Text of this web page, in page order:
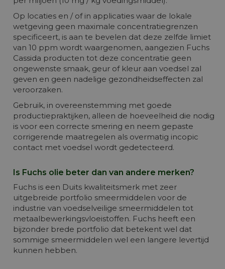
Op locaties en / of in applicaties waar de lokale
wetgeving geen maximale concentratiegrenzen
specificeert, is aan te bevelen dat deze zelfde limiet
van 10 ppm wordt waargenomen, aangezien Fuchs
Cassida producten tot deze concentratie geen
ongewenste smaak, geur of kleur aan voedsel zal
geven en geen nadelige gezondheidseffecten zal
veroorzaken.
Gebruik, in overeenstemming met goede
productiepraktijken, alleen de hoeveelheid die nodig
is voor een correcte smering en neem gepaste
corrigerende maatregelen als overmatig incopic
contact met voedsel wordt gedetecteerd.
Is Fuchs olie beter dan van andere merken?
Fuchs is een Duits kwaliteitsmerk met zeer
uitgebreide portfolio smeermiddelen voor de
industrie van voedselveilige smeermiddelen tot
metaalbewerkingsvloeistoffen. Fuchs heeft een
bijzonder brede portfolio dat betekent wel dat
sommige smeermiddelen wel een langere levertijd
kunnen hebben.